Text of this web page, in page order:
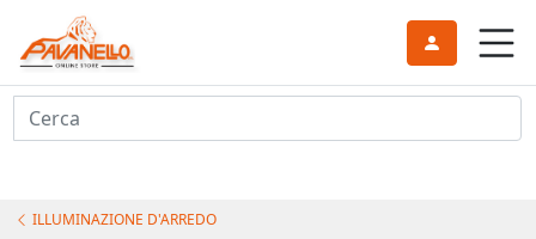
Cerca
ILLUMINAZIONE D'ARREDO